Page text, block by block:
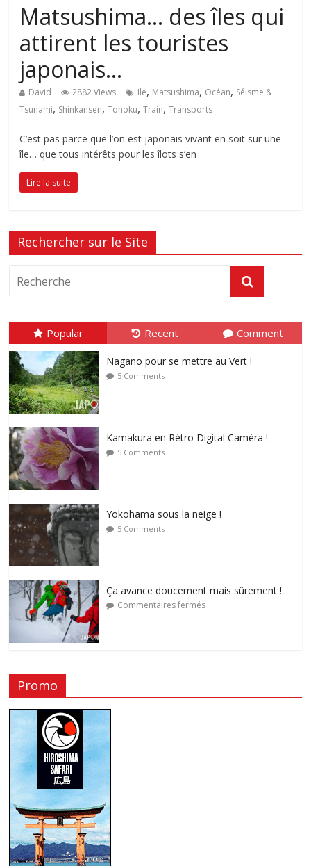
Matsushima… des îles qui
attirent les touristes
japonais…
David 2882 Views Ile, Matsushima, Océan, Séisme &
Tsunami, Shinkansen,Tohoku,Train,Transports
C’est pas parce que l’on est japonais vivant en soit sur une
île… que tous intérêts pour les îlots s’en
Lire la suite
Rechercher sur le Site
Popular Recent Comment
Nagano pour se mettre au Vert !
5 Comments
Kamakura en Rétro Digital Caméra !
5 Comments
Yokohama sous la neige !
5 Comments
Ça avance doucement mais sûrement !
Commentaires fermés
Promo